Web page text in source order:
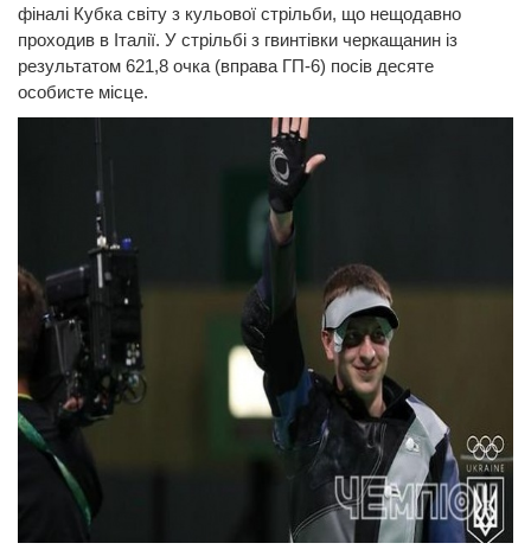
фіналі Кубка світу з кульової стрільби, що нещодавно
проходив в Італії. У стрільбі з гвинтівки черкащанин із
результатом 621,8 очка (вправа ГП-6) посів десяте
особисте місце.